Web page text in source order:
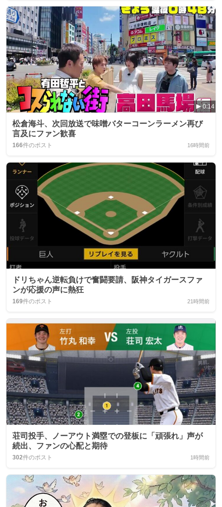
0:14
松倉海斗、次回放送で味噌バターコーンラーメン再び
言及にファン歓喜
166件のポスト 16時間前
ドリちゃん逆転負けで奮闘要請、阪神タイガースファ
ンが応援の声に熱狂
169件のポスト 21時間前
荘司投手、ノーアウト満塁での登板に「頑張れ」声が
続出、ファンの心配と期待
302件のポスト 1時間前